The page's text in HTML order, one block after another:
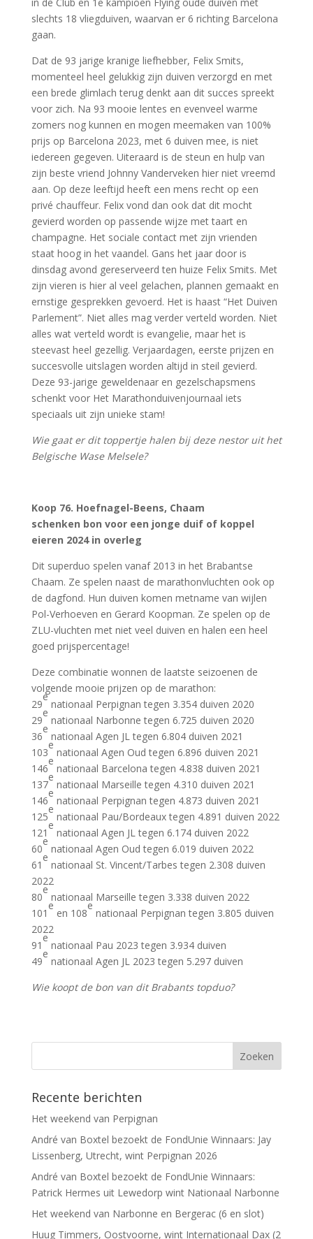
slechts 18 vliegduiven, waarvan er 6 richting Barcelona
gaan.
Dat de 93 jarige kranige liefhebber, Felix Smits,
momenteel heel gelukkig zijn duiven verzorgd en met
een brede glimlach terug denkt aan dit succes spreekt
voor zich. Na 93 mooie lentes en evenveel warme
zomers nog kunnen en mogen meemaken van 100%
prijs op Barcelona 2023, met 6 duiven mee, is niet
iedereen gegeven. Uiteraard is de steun en hulp van
zijn beste vriend Johnny Vanderveken hier niet vreemd
aan. Op deze leeftijd heeft een mens recht op een
privé chauffeur. Felix vond dan ook dat dit mocht
gevierd worden op passende wijze met taart en
champagne. Het sociale contact met zijn vrienden
staat hoog in het vaandel. Gans het jaar door is
dinsdag avond gereserveerd ten huize Felix Smits. Met
zijn vieren is hier al veel gelachen, plannen gemaakt en
ernstige gesprekken gevoerd. Het is haast “Het Duiven
Parlement”. Niet alles mag verder verteld worden. Niet
alles wat verteld wordt is evangelie, maar het is
steevast heel gezellig. Verjaardagen, eerste prijzen en
succesvolle uitslagen worden altijd in steil gevierd.
Deze 93-jarige geweldenaar en gezelschapsmens
schenkt voor Het Marathonduivenjournaal iets
speciaals uit zijn unieke stam!
Wie gaat er dit toppertje halen bij deze nestor uit het
Belgische Wase Melsele?
Koop 76. Hoefnagel-Beens, Chaam
schenken bon voor een jonge duif of koppel
eieren 2024 in overleg
Dit superduo spelen vanaf 2013 in het Brabantse
Chaam. Ze spelen naast de marathonvluchten ook op
de dagfond. Hun duiven komen metname van wijlen
Pol-Verhoeven en Gerard Koopman. Ze spelen op de
ZLU-vluchten met niet veel duiven en halen een heel
goed prijspercentage!
Deze combinatie wonnen de laatste seizoenen de
volgende mooie prijzen op de marathon:
29
e
nationaal Perpignan tegen 3.354 duiven 2020
29
e
nationaal Narbonne tegen 6.725 duiven 2020
36
e
nationaal Agen JL tegen 6.804 duiven 2021
103
e
nationaal Agen Oud tegen 6.896 duiven 2021
146
e
nationaal Barcelona tegen 4.838 duiven 2021
137
e
nationaal Marseille tegen 4.310 duiven 2021
146
e
nationaal Perpignan tegen 4.873 duiven 2021
125
e
nationaal Pau/Bordeaux tegen 4.891 duiven 2022
121
e
nationaal Agen JL tegen 6.174 duiven 2022
60
e
nationaal Agen Oud tegen 6.019 duiven 2022
61
e
nationaal St. Vincent/Tarbes tegen 2.308 duiven
2022
80
e
nationaal Marseille tegen 3.338 duiven 2022
101
e
en 108
e
nationaal Perpignan tegen 3.805 duiven
2022
91
e
nationaal Pau 2023 tegen 3.934 duiven
49
e
nationaal Agen JL 2023 tegen 5.297 duiven
Wie koopt de bon van dit Brabants topduo?
Recente berichten
Het weekend van Perpignan
André van Boxtel bezoekt de FondUnie Winnaars: Jay
Lissenberg, Utrecht, wint Perpignan 2026
André van Boxtel bezoekt de FondUnie Winnaars:
Patrick Hermes uit Lewedorp wint Nationaal Narbonne
Het weekend van Narbonne en Bergerac (6 en slot)
Huug Timmers, Oostvoorne, wint Internationaal Dax (2